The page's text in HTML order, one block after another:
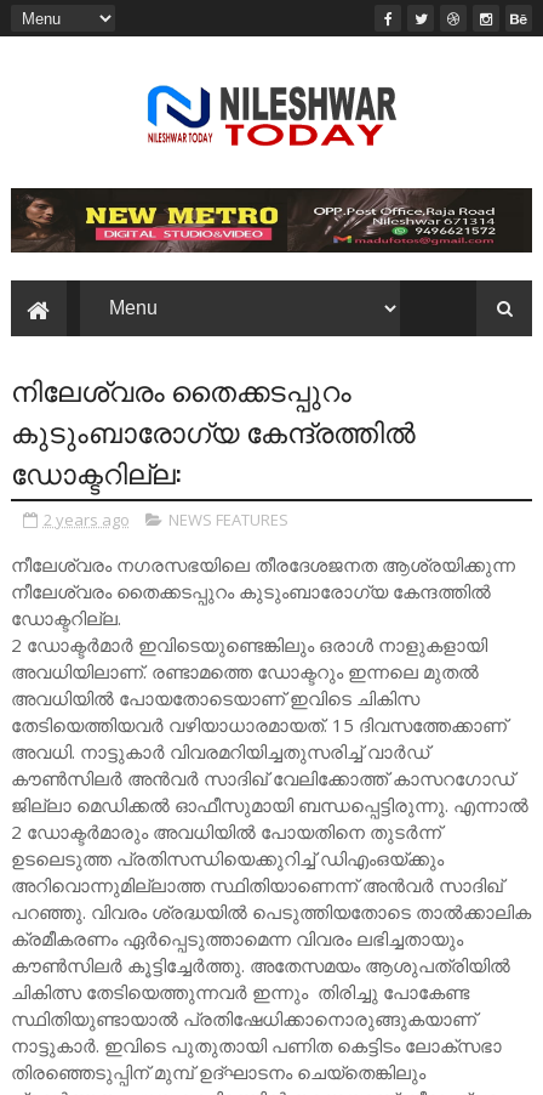
നിലേശ്വരം തൈക്കടപ്പുറം
കുടുംബാരോഗ്യ കേന്ദ്രത്തിൽ
ഡോക്ടറില്ല:
2 years ago NEWS FEATURES
നീലേശ്വരം നഗരസഭയിലെ തീരദേശജനത ആശ്രയിക്കുന്ന
നീലേശ്വരം തൈക്കടപ്പുറം കുടുംബാരോഗ്യ കേന്ദത്തിൽ
ഡോക്ടറില്ല.
2 ഡോക്ടർമാർ ഇവിടെയുണ്ടെങ്കിലും ഒരാൾ നാളുകളായി
അവധിയിലാണ്. രണ്ടാമത്തെ ഡോക്ടറും ഇന്നലെ മുതൽ
അവധിയിൽ പോയതോടെയാണ് ഇവിടെ ചികിസ
തേടിയെത്തിയവർ വഴിയാധാരമായത്. 15 ദിവസത്തേക്കാണ്
അവധി. നാട്ടുകാർ വിവരമറിയിച്ചതുസരിച്ച് വാർഡ്
കൗൺസിലർ അൻവർ സാദിഖ് വേലിക്കോത്ത് കാസറഗോഡ്
ജില്ലാ മെഡിക്കൽ ഓഫീസുമായി ബന്ധപ്പെട്ടിരുന്നു. എന്നാൽ
2 ഡോക്ടർമാരും അവധിയിൽ പോയതിനെ തുടർന്ന്
ഉടലെടുത്ത പ്രതിസന്ധിയെക്കുറിച്ച് ഡിഎംഒയ്ക്കും
അറിവൊന്നുമില്ലാത്ത സ്ഥിതിയാണെന്ന് അൻവർ സാദിഖ്
പറഞ്ഞു. വിവരം ശ്രദ്ധയിൽ പെടുത്തിയതോടെ താൽക്കാലിക
ക്രമീകരണം ഏർപ്പെടുത്താമെന്ന വിവരം ലഭിച്ചതായും
കൗൺസിലർ കൂട്ടിച്ചേർത്തു. അതേസമയം ആശുപത്രിയിൽ
ചികിത്സ തേടിയെത്തുന്നവർ ഇന്നും തിരിച്ചു പോകേണ്ട
സ്ഥിതിയുണ്ടായാൽ പ്രതിഷേധിക്കാനൊരുങ്ങുകയാണ്
നാട്ടുകാർ. ഇവിടെ പുതുതായി പണിത കെട്ടിടം ലോക്സഭാ
തിരഞ്ഞെടുപ്പിന് മുമ്പ് ഉദ്ഘാടനം ചെയ്തെങ്കിലും